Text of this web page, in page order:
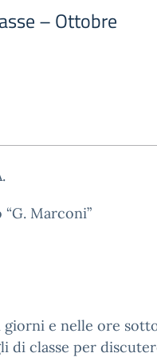
– Ottobre
Marconi”
giorni e nelle ore
di classe per